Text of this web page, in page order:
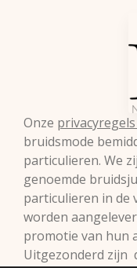
Onze privacyregels
bruidsmode
particulieren. We
genoemde
particulieren in de
worden
promotie van hun
Uitgezonderd zijn